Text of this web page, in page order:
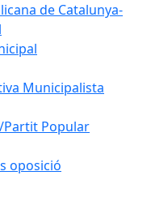
de Catalunya-
Municipalista
Popular
oposició